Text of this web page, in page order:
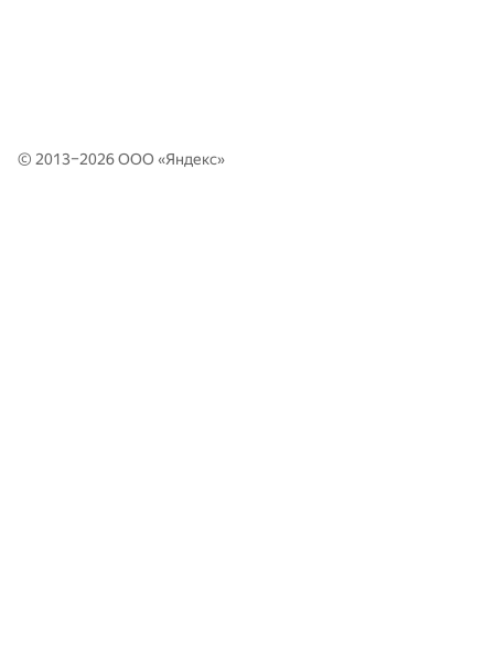
© 2013–2026 ООО «Яндекс»